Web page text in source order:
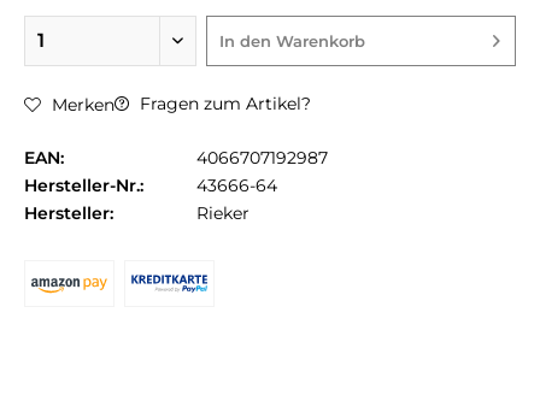
In den Warenkorb
Merken Fragen zum Artikel?
EAN:
4066707192987
Hersteller-Nr.:
43666-64
Hersteller:
Rieker